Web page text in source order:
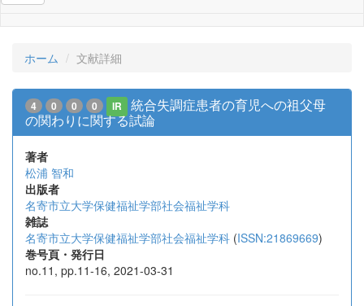
ホーム 文献詳細
4 0 0 0 IR
統合失調症患者の育児への祖父母
の関わりに関する試論
著者
松浦 智和
出版者
名寄市立大学保健福祉学部社会福祉学科
雑誌
名寄市立大学保健福祉学部社会福祉学科 (ISSN:21869669)
巻号頁・発行日
no.11, pp.11-16, 2021-03-31